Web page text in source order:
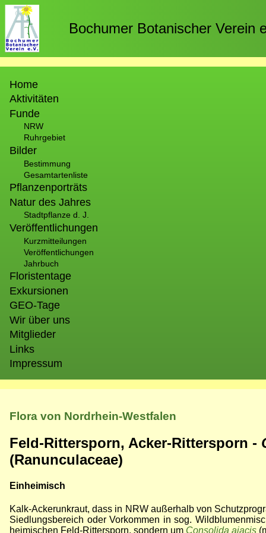
Direkt
zum
Inhalt
Bochumer Botanischer Verein
Home
Aktivitäten
Funde
NRW
Ruhrgebiet
Bilder
Bestimmung
Gesamtartenliste
Pflanzenporträts
Natur des Jahres
Stadtpflanze d. J.
Veröffentlichungen
Kurzmitteilungen
Veröffentlichungen
Jahrbuch
Floristentage
Exkursionen
GEO-Tage
Wir über uns
Mitglieder
Links
Impressum
Flora von Nordrhein-Westfalen
Feld-Rittersporn, Acker-Rittersporn -
(Ranunculaceae)
Einheimisch
Kalk-Ackerunkraut, dass in NRW außerhalb von
Siedlungsbereich oder Vorkommen in sog.
heimischen Feld-Rittersporn, sondern um Consolida ajacis